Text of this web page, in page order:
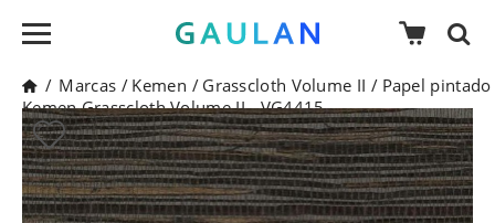
/ Marcas / Kemen / Grasscloth Volume II / Papel pintado
Kemen Grasscloth Volume II - VG4415